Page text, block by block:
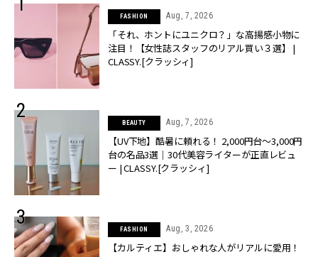
FASHION Aug, 7, 2026
「それ、ホントにユニクロ？」な高揚感小物に
注目！【女性誌スタッフのリアル買い３選】 |
CLASSY.[クラッシィ]
BEAUTY Aug, 7, 2026
【UV下地】酷暑に頼れる！ 2,000円台〜3,000円
台の名品3選｜30代美容ライターが正直レビュ
ー | CLASSY.[クラッシィ]
FASHION Aug, 3, 2026
【カルティエ】おしゃれな人がリアルに愛用！